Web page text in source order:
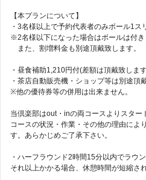
【本プランについて】
・3名様以上で予約代表者のみボール1ス
※2名様以下になった場合はボールは付き
また、割増料金も別途頂戴致します。
・昼食補助1,210円付(差額は頂戴致しま
・茶店自動販売機・ショップ等は別途頂
※他の優待券等の併用は出来ません。
当倶楽部はout・inの両コースよりスター
コースの状況・作業・その他の理由によ
す。あらかじめご了承下さい。
・ハーフラウンド2時間15分以内でラウン
それ以上かかる場合、休憩時間が短縮さ